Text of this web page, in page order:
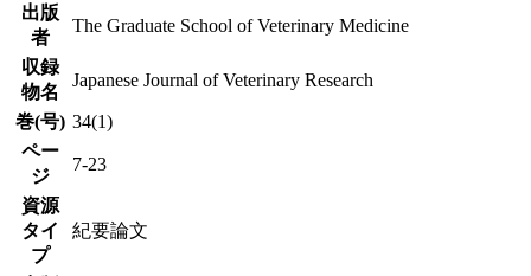
出版
者
The Graduate School of Veterinary Medicine
収録
物名
Japanese Journal of Veterinary Research
巻(号) 34(1)
ペー
ジ
7-23
資源
タイ
プ
紀要論文